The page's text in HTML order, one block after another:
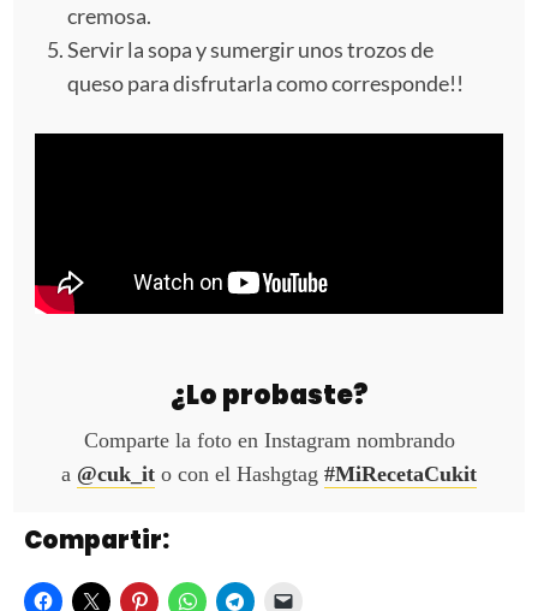
cremosa.
Servir la sopa y sumergir unos trozos de
queso para disfrutarla como corresponde!!
¿Lo probaste?
Comparte la foto en Instagram nombrando
a @cuk_it o con el Hashgtag #MiRecetaCukit
Compartir: